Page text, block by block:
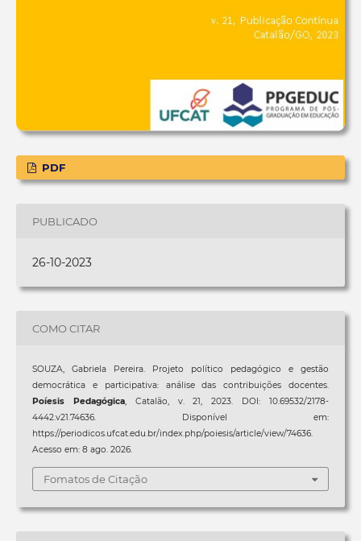
PDF
PUBLICADO
26-10-2023
COMO CITAR
SOUZA, Gabriela Pereira. Projeto político pedagógico e gestão
democrática e participativa: análise das contribuições docentes.
Poíesis Pedagógica, Catalão, v. 21, 2023. DOI: 10.69532/2178-
4442.v21.74636. Disponível em:
https://periodicos.ufcat.edu.br/index.php/poiesis/article/view/74636.
Acesso em: 8 ago. 2026.
Fomatos de Citação